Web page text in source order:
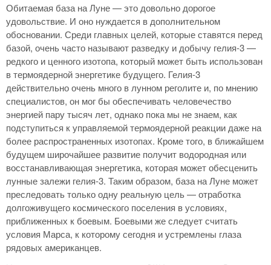
Обитаемая база на Луне — это довольно дорогое
удовольствие. И оно нуждается в дополнительном
обосновании. Среди главных целей, которые ставятся перед
базой, очень часто называют разведку и добычу гелия-3 —
редкого и ценного изотопа, который может быть использован
в термоядерной энергетике будущего. Гелия-3
действительно очень много в лунном реголите и, по мнению
специалистов, он мог бы обеспечивать человечество
энергией пару тысяч лет, однако пока мы не знаем, как
подступиться к управляемой термоядерной реакции даже на
более распространенных изотопах. Кроме того, в ближайшем
будущем широчайшее развитие получит водородная или
восстанавливающая энергетика, которая может обесценить
лунные залежи гелия-3. Таким образом, база на Луне может
преследовать только одну реальную цель — отработка
долгоживущего космического поселения в условиях,
приближенных к боевым. Боевыми же следует считать
условия Марса, к которому сегодня и устремлены глаза
рядовых американцев.